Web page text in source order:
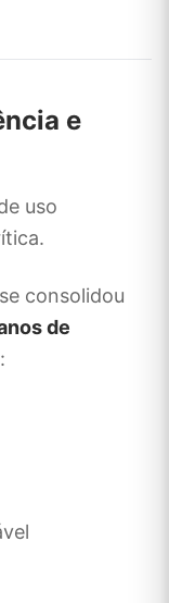
e
uso
se consolidou
de